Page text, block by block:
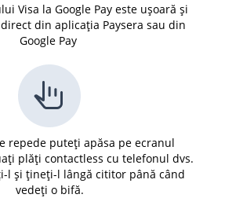
Visa la Google Pay este ușoară și
din aplicația Paysera sau din
Google Pay
repede puteți apăsa pe ecranul
plăți contactless cu telefonul dvs.
l și țineți-l lângă cititor până când
vedeți o bifă.